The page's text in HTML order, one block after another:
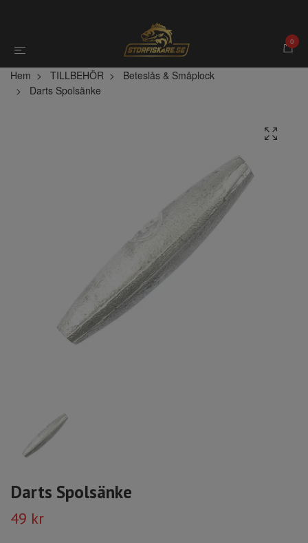
0
Hem TILLBEHÖR
Beteslås & Småplock
Darts Spolsänke
Darts Spolsänke
49 kr